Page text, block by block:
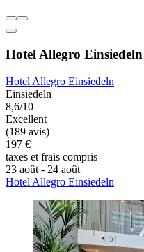
Hotel Allegro Einsiedeln
Hotel Allegro Einsiedeln
Einsiedeln
8,6/10
Excellent
(189 avis)
197 €
taxes et frais compris
23 août - 24 août
Hotel Allegro Einsiedeln